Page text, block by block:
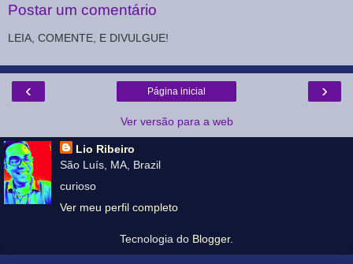
Postar um comentário
LEIA, COMENTE, E DIVULGUE!
‹ ›
Página inicial
Ver versão para a web
Lio Ribeiro
São Luís, MA, Brazil
curioso
Ver meu perfil completo
Tecnologia do Blogger.